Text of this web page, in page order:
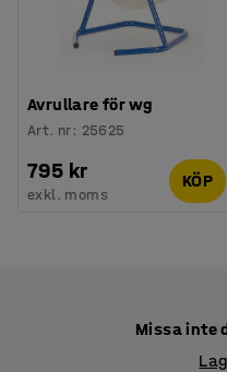
Avrullare för wg
Art. nr: 25625
795 kr
exkl. moms
KÖP
Missa inte